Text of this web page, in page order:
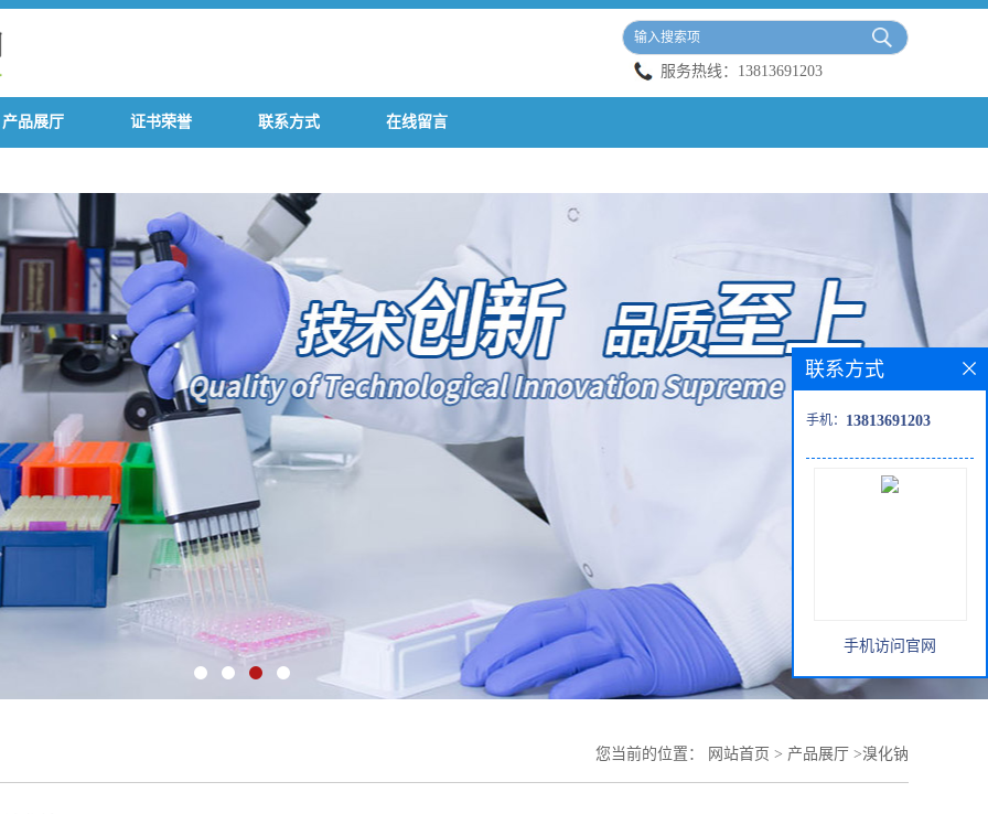
服务热线： 13813691203
产品展厅 证书荣誉 联系方式 在线留言
您当前的位置： 网站首页 > 产品展厅 >溴化钠
联系方式
手机： 13813691203
手机访问官网